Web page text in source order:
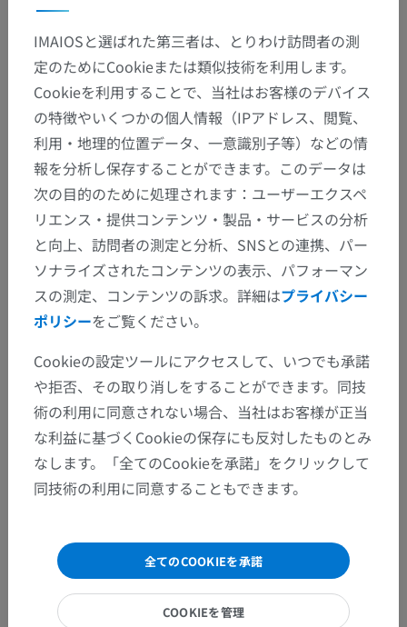
解剖学的階層
人体解剖学2
人体> 筋骨格系> 骨格系 > 頭蓋> ラムダ
せん
IMAIOSと選ばれた第三者は、とりわけ訪問者の測
定のためにCookieまたは類似技術を利用します。
Cookieを利用することで、当社はお客様のデバイス
の特徴やいくつかの個人情報（IPアドレス、閲覧、
利用・地理的位置データ、一意識別子等）などの情
報を分析し保存することができます。このデータは
次の目的のために処理されます：ユーザーエクスペ
リエンス・提供コンテンツ・製品・サービスの分析
と向上、訪問者の測定と分析、SNSとの連携、パー
ソナライズされたコンテンツの表示、パフォーマン
スの測定、コンテンツの訴求。詳細はプライバシー
ポリシーをご覧ください。
Cookieの設定ツールにアクセスして、いつでも承諾
や拒否、その取り消しをすることができます。同技
術の利用に同意されない場合、当社はお客様が正当
な利益に基づくCookieの保存にも反対したものとみ
なします。「全てのCookieを承諾」をクリックして
同技術の利用に同意することもできます。
全てのCOOKIEを承諾
COOKIEを管理